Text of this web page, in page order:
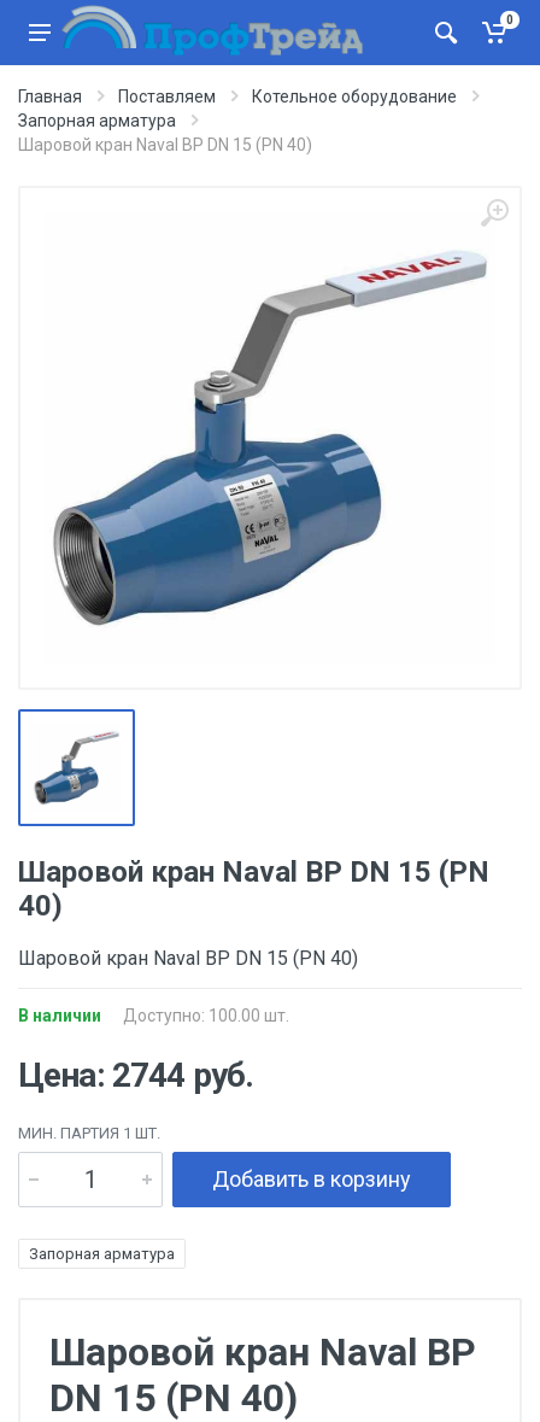
0
Главная Поставляем
Котельное оборудование
Запорная арматура
Шаровой кран Naval ВР DN 15 (PN 40)
Шаровой кран Naval ВР DN 15 (PN
40)
Шаровой кран Naval ВР DN 15 (PN 40)
В наличии Доступно: 100.00 шт.
Цена: 2744 руб.
МИН. ПАРТИЯ 1 ШТ.
Добавить в корзину
Запорная арматура
Шаровой кран Naval ВР
DN 15 (PN 40)